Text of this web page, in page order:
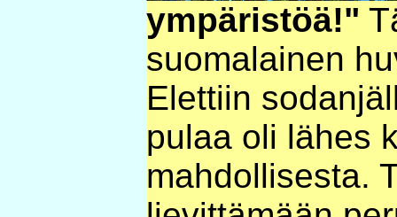
ympäristöä!"
suomalainen
Elettiin
pulaa oli lähes
mahdollisesta.